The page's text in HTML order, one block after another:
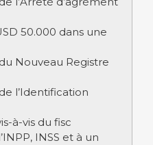
50.000 dans une
Nouveau Registre
l’Identification
à-vis du fisc
INSS et à un